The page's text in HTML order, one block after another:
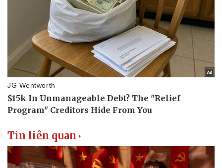
Văn học
Di sản
Thời trang
Tin liên quan